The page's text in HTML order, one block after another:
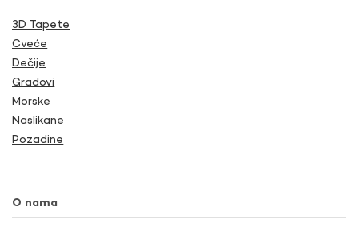
3D Tapete
Cveće
Dečije
Gradovi
Morske
Naslikane
Pozadine
O nama